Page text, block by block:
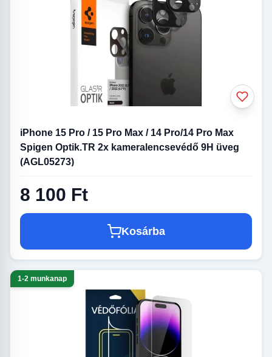
iPhone 15 Pro / 15 Pro Max / 14 Pro/14 Pro Max
Spigen Optik.TR 2x kameralencsevédő 9H üveg
(AGL05273)
8 100 Ft
Kosárba
1-2 munkanap